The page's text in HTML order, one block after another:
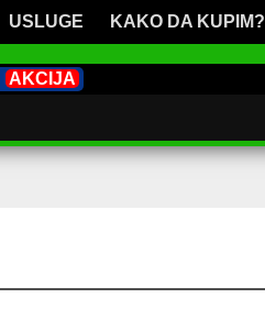
USLUGE KAKO DA KUPIM?
AKCIJA